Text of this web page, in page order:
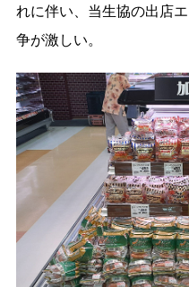
れに伴い、当生協の出店
争が激しい。